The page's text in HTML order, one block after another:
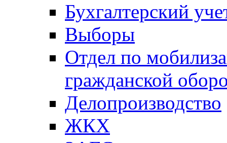
Бухгалтерский
Выборы
Отдел по
гражданской
Делопроизводство
ЖКХ